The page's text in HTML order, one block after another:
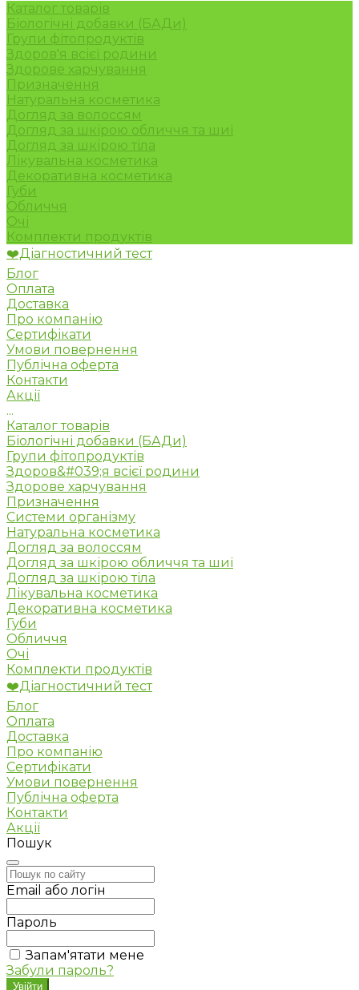
Каталог товарів
Біологічні добавки (БАДи)
Групи фітопродуктів
Здоров'я всієї родини
Здорове харчування
Призначення
Натуральна косметика
Догляд за волоссям
Догляд за шкірою обличчя та шиї
Догляд за шкірою тіла
Лікувальна косметика
Декоративна косметика
Губи
Обличчя
Очі
Комплекти продуктів
❤️Діагностичний тест
Блог
Оплата
Доставка
Про компанію
Сертифікати
Умови повернення
Публічна оферта
Контакти
Акції
...
Каталог товарів
Біологічні добавки (БАДи)
Групи фітопродуктів
Здоров&#039;я всієї родини
Здорове харчування
Призначення
Системи організму
Натуральна косметика
Догляд за волоссям
Догляд за шкірою обличчя та шиї
Догляд за шкірою тіла
Лікувальна косметика
Декоративна косметика
Губи
Обличчя
Очі
Комплекти продуктів
❤️Діагностичний тест
Блог
Оплата
Доставка
Про компанію
Сертифікати
Умови повернення
Публічна оферта
Контакти
Акції
Пошук
Email або логін
Пароль
Запам'ятати мене
Забули пароль?